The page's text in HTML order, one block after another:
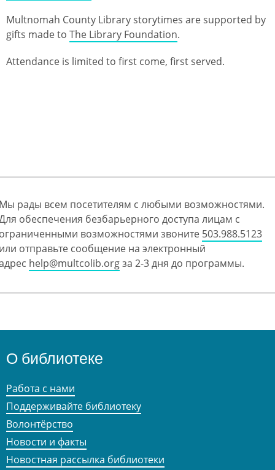
Multnomah County Library storytimes are supported by
gifts made to The Library Foundation.
Attendance is limited to first come, first served.
рады всем посетителям с любыми возможностями.
обеспечения безбарьерного доступа лицам с
возможностями звоните 503.988.5123
отправьте сообщение на электронный
help@multcolib.orgза 2-3 дня до программы.
О библиотеке
Работа с нами
Поддерживайте библиотеку
Волонтёрство
Новости и факты
Новостная рассылка библиотеки